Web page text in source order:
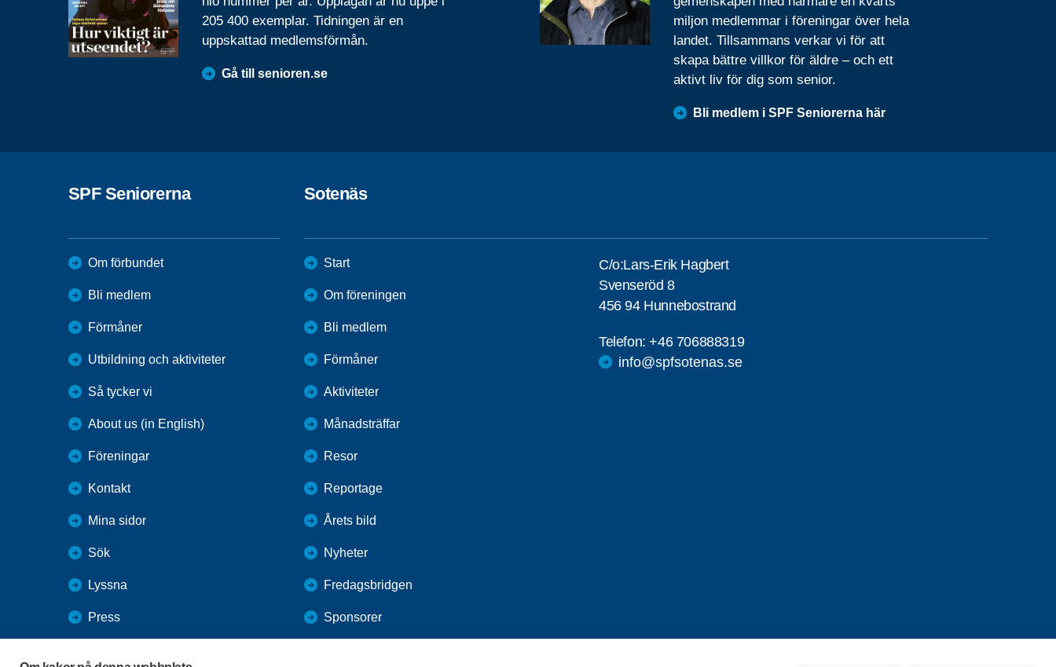
205 400 exemplar. Tidningen är en
uppskattad medlemsförmån.
Gå till senioren.se
miljon medlemmar i föreningar över hela
landet. Tillsammans verkar vi för att
skapa bättre villkor för äldre – och ett
aktivt liv för dig som senior.
Bli medlem i SPF Seniorerna här
SPF Seniorerna
Om förbundet
Bli medlem
Förmåner
Utbildning och aktiviteter
Så tycker vi
About us (in English)
Föreningar
Kontakt
Mina sidor
Sök
Lyssna
Press
Sotenäs
Start
Om föreningen
Bli medlem
Förmåner
Aktiviteter
Månadsträffar
Resor
Reportage
Årets bild
Nyheter
Fredagsbridgen
Sponsorer
C/o:Lars-Erik Hagbert
Svenseröd 8
456 94 Hunnebostrand
Telefon:+46 706888319
info@spfsotenas.se